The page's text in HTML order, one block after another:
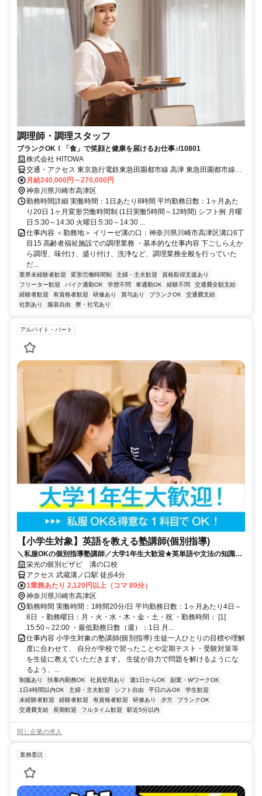
調理師・調理スタッフ
ブランクOK！「食」で笑顔と健康を届けるお仕事♪/10801
株式会社 HITOWA
交通・アクセス 東京急行電鉄東急田園都市線 高津 東急田園都市線
『高津』駅より徒歩約15分
月給240,000円～270,000円
神奈川県川崎市高津区
勤務時間詳細 実働時間：1日あたり8時間 平均勤務日数：1ヶ月あた
り20日 1ヶ月変形労働時間制 (1日実働5時間～12時間) シフト例 月曜
日:5:30～14:30 火曜日:5:30～14:30 ...
仕事内容 ＜勤務地＞ イリーゼ溝の口：神奈川県川崎市高津区溝口6丁
目15 高齢者福祉施設での調理業務 ・基本的な仕事内容 下ごしらえか
ら調理、味付け、盛り付け、洗浄など、調理業務全般を行っていた
だ...
業界未経験者歓迎 変形労働時間制 主婦・主夫歓迎
資格取得支援あり
フリーター歓迎
バイク通勤OK 学歴不問 車通勤OK 経験不問
交通費全額支給
経験者歓迎
有資格者歓迎 研修あり 賞与あり ブランクOK
交通費支給
社割あり
服装自由 寮・社宅あり
アルバイト・パート
【小学生対象】英語を教える塾講師(個別指導)
＼私服OKの個別指導塾講師／大学1年生大歓迎★英単語や文法の知識を
活かそう♪教えることが好きな方歓迎！
栄光の個別ビザビ 溝の口校
アクセス 武蔵溝ノ口駅 徒歩4分
1業務あたり 2,120円以上（コマ 80分）
神奈川県川崎市高津区
勤務時間 実働時間：1時間20分/日 平均勤務日数：1ヶ月あたり4日～
8日 ・勤務曜日：月・火・水・木・金・土・祝 ・勤務時間： [1]
15:50～22:00 ・最低勤務日数（週）：1日 月...
仕事内容 小学生対象の塾講師(個別指導) 生徒一人ひとりの目標や理解
度に合わせて、 自分が学校で習ったことや定期テスト・受験対策等
を生徒に教えていただきます。 生徒が自力で問題を解けるようにな
るよう、...
制服あり 扶養内勤務OK 社員登用あり 週1日からOK
副業・WワークOK
1日4時間以内OK
主婦・主夫歓迎 シフト自由 平日のみOK
学生歓迎
未経験者歓迎
経験者歓迎 有資格者歓迎 研修あり 夕方
ブランクOK
交通費支給
長期歓迎 フルタイム歓迎 駅近5分以内
同じ企業の求人
業務委託